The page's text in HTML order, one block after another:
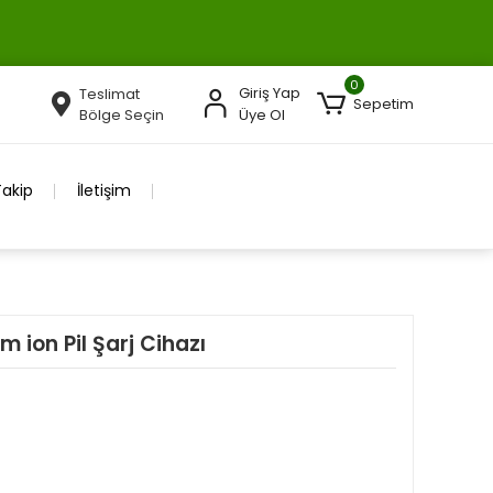
Teslimat
Bölge Seçin
Giriş Yap
Üye Ol
0
Sepetim
İletişim
ion Pil Şarj Cihazı